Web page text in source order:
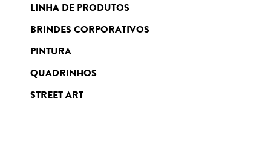
LINHA DE PRODUTOS
BRINDES CORPORATIVOS
PINTURA
QUADRINHOS
STREET ART